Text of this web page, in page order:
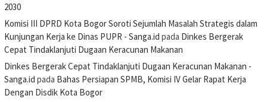
2030
Komisi III DPRD Kota Bogor Soroti Sejumlah Masalah Strategis dalam
Kunjungan Kerja ke Dinas PUPR - Sanga.id pada Dinkes Bergerak
Cepat Tindaklanjuti Dugaan Keracunan Makanan
Dinkes Bergerak Cepat Tindaklanjuti Dugaan Keracunan Makanan -
Sanga.id pada Bahas Persiapan SPMB, Komisi IV Gelar Rapat Kerja
Dengan Disdik Kota Bogor